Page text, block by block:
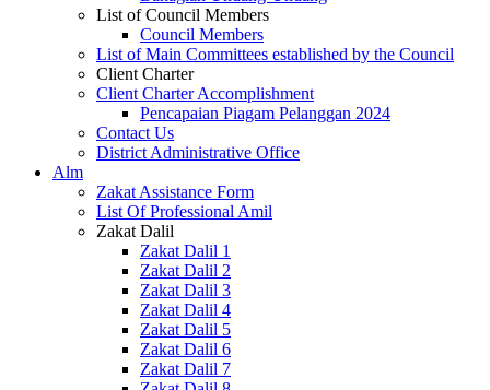
List of Council Members
Council Members
List of Main Committees established by the Council
Client Charter
Client Charter Accomplishment
Pencapaian Piagam Pelanggan 2024
Contact Us
District Administrative Office
Alm
Zakat Assistance Form
List Of Professional Amil
Zakat Dalil
Zakat Dalil 1
Zakat Dalil 2
Zakat Dalil 3
Zakat Dalil 4
Zakat Dalil 5
Zakat Dalil 6
Zakat Dalil 7